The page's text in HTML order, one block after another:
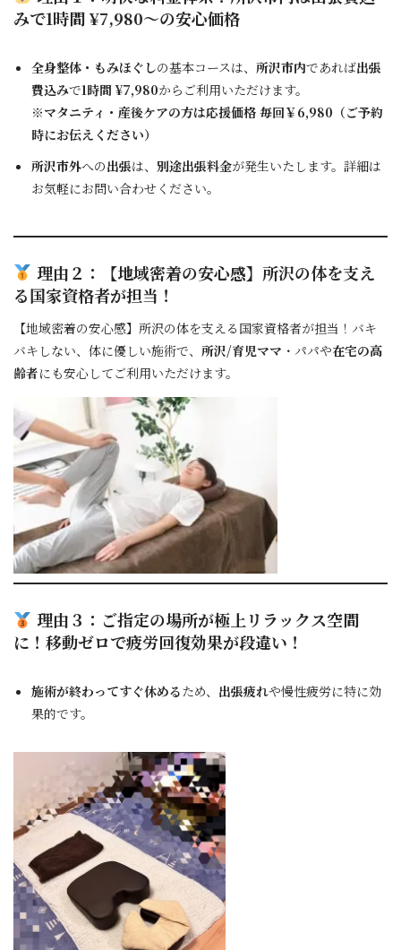
みで1時間 ¥7,980〜の安心価格
全身整体・もみほぐしの基本コースは、 所沢市内であれば出張
費込みで1時間 ¥7,980からご利用いただけます。
※マタニティ・産後ケアの方は応援価格 毎回￥6,980（ご予約
時にお伝えください）
所沢市外への出張は、 別途出張料金が発生いたします。詳細は
お気軽にお問い合わせください。
理由２：【地域密着の安心感】 所沢の体を支え
る国家資格者が担当！
【地域密着の安心感】所沢の体を支える国家資格者が担当！バキ
バキしない、体に優しい施術で、 所沢/育児ママ ・パパや在宅の高
齢者にも安心してご利用いただけます。
理由３： ご指定の場所が極上リラックス空間
に！移動ゼロで疲労回復効果が段違い！
施術が終わってすぐ休めるため、 出張疲れや慢性疲労に特に効
果的です。